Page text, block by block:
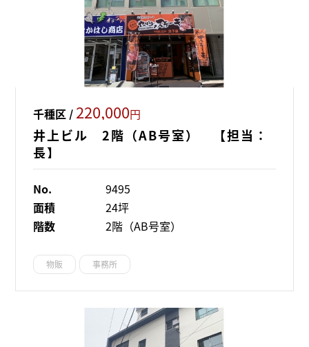
千種区 / 220,000円
井上ビル 2階（AB号室） 【担当：
長】
No.
9495
面積
24坪
階数
2階（AB号室）
物販 事務所